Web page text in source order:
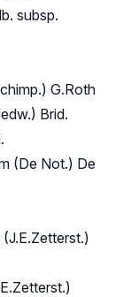
subsp.
G.Roth
Brid.
(De Not.) De